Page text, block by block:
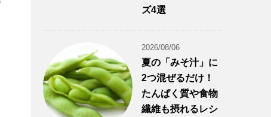
ズ4選
2026/08/06
夏の「みそ汁」に
2つ混ぜるだけ！
たんぱく質や食物
繊維も摂れるレシ